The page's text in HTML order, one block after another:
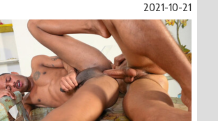
2021-10-21